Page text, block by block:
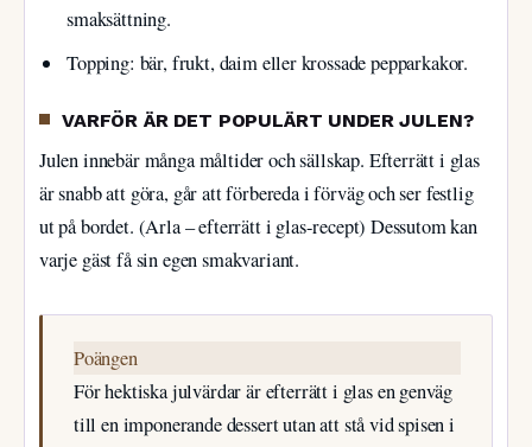
smaksättning.
Topping: bär, frukt, daim eller krossade pepparkakor.
VARFÖR ÄR DET POPULÄRT UNDER JULEN?
Julen innebär många måltider och sällskap. Efterrätt i glas
är snabb att göra, går att förbereda i förväg och ser festlig
ut på bordet. (Arla – efterrätt i glas-recept) Dessutom kan
varje gäst få sin egen smakvariant.
Poängen
För hektiska julvärdar är efterrätt i glas en genväg
till en imponerande dessert utan att stå vid spisen i